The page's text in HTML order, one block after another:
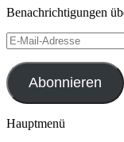
Benachrichtigungen
E-
Mail-
Adresse
Abonnieren
Hauptmenü